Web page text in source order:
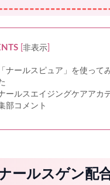
非表示]
ナールスピュア」を使って
ルスエイジングケアアカ
部コメント
ールスゲン配